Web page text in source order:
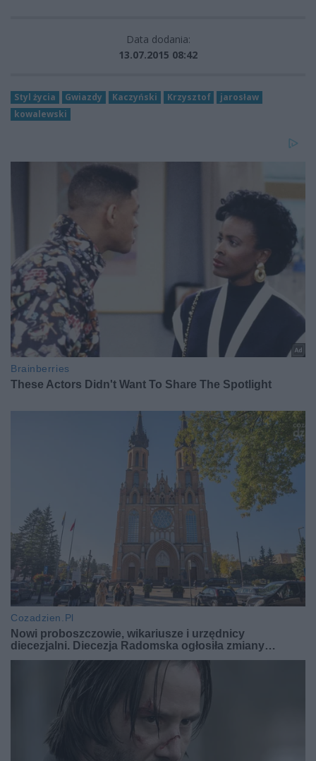
Data dodania:
13.07.2015 08:42
Styl życia Gwiazdy Kaczyński Krzysztof
jarosław
kowalewski